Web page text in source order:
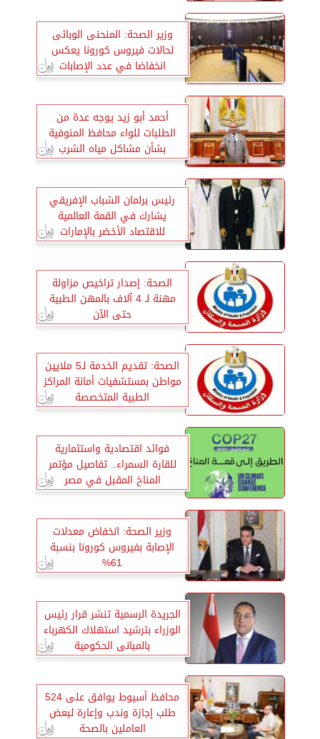
وزير الصحة: المنحنى الوبائى
لحالات فيروس كورونا يعكس
انخفاضا في عدد الإصابات
أحمد أبو زيد يوجه عدة من
الطلبات للواء محافظ المنوفية
بشأن مشاكل مياه الشرب
والصرف الصحي
رئيس برلمان الشباب الإفريقي
يشارك في القمة العالمية
للاقتصاد الأخضر بالإمارات
الصحة: إصدار تراخيص مزاولة
مهنة لـ 4 آلاف بالمهن الطبية
حتى الآن
الصحة: تقديم الخدمة لـ5 ملايين
مواطن بمستشفيات أمانة المراكز
الطبية المتخصصة
فوائد اقتصادية واستثمارية
للقارة السمراء.. تفاصيل مؤتمر
المناخ المقبل في مصر
وزير الصحة: انخفاض معدلات
الإصابة بفيروس كورونا بنسبة
61%
الجريدة الرسمية تنشر قرار رئيس
الوزراء بترشيد استهلاك الكهرباء
بالمبانى الحكومية
محافظ أسيوط يوافق على 524
طلب إجازة وندب وإعارة لبعض
العاملين بالصحة